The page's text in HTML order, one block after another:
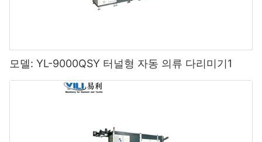
모델: YL-9000QSY 터널형 자동 의류 다리미기1